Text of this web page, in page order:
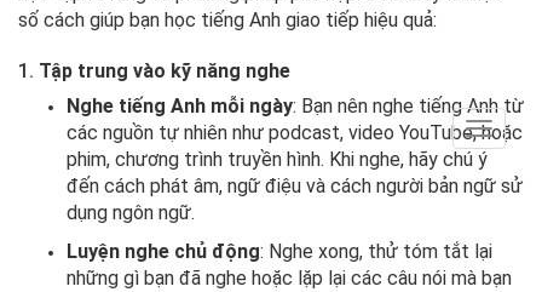
Toggle
số cách giúp bạn học tiếng Anh giao tiếp hiệu quả:
1. Tập trung vào kỹ năng nghe
Nghe tiếng Anh mỗi ngày: Bạn nên nghe tiếng Anh từ
các nguồn tự nhiên như podcast, video YouTube, hoặc
phim, chương trình truyền hình. Khi nghe, hãy chú ý
đến cách phát âm, ngữ điệu và cách người bản ngữ sử
dụng ngôn ngữ.
Luyện nghe chủ động: Nghe xong, thử tóm tắt lại
những gì bạn đã nghe hoặc lặp lại các câu nói mà bạn